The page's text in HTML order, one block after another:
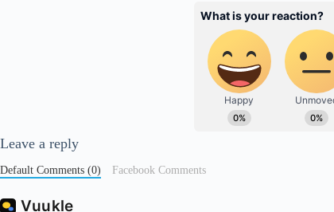
Leave a reply
Default Comments (0) Facebook Comments